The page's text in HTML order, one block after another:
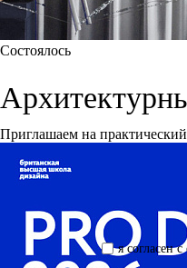
я согласен
Состоялось
Приглашаем на